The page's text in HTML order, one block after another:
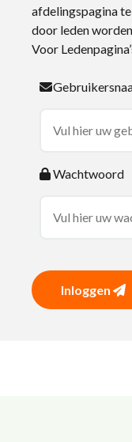
afdelingspagina
door leden
Voor
Wachtwoord
Inloggen